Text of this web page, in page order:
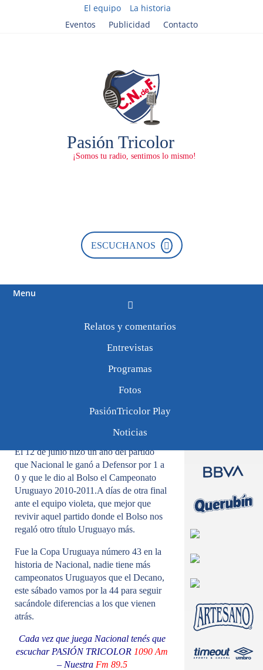
El equipo
La historia
Eventos
Publicidad Contacto
ESCUCHANOS
Menu
Relatos y comentarios
Entrevistas
Programas
Fotos
PasiónTricolor Play
Noticias
Palpitamos la final
El 12 de junio hizo un año del partido
que Nacional le ganó a Defensor por 1 a
0 y que le dio al Bolso el Campeonato
Uruguayo 2010-2011.A días de otra final
ante el equipo violeta, que mejor que
revivir aquel partido donde el Bolso nos
regaló otro título Uruguayo más.
Fue la Copa Uruguaya número 43 en la
historia de Nacional, nadie tiene más
campeonatos Uruguayos que el Decano,
este sábado vamos por la 44 para seguir
sacándole diferencias a los que vienen
atrás.
Cada vez que juega Nacional tenés que
escuchar PASIÓN TRICOLOR 1090 Am
– Nuestra Fm 89.5